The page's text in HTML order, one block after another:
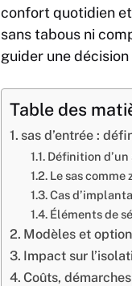
confort quotidien
sans tabous ni
guider une
Table des
sas d’entrée :
Définition d’un
Le sas
Cas
Éléments de
Modèles et
Impact sur
Coûts,